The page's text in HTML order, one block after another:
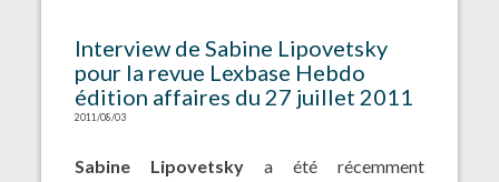
Interview de Sabine Lipovetsky
pour la revue Lexbase Hebdo
édition affaires du 27 juillet 2011
2011/08/03
Sabine Lipovetskya été récemment